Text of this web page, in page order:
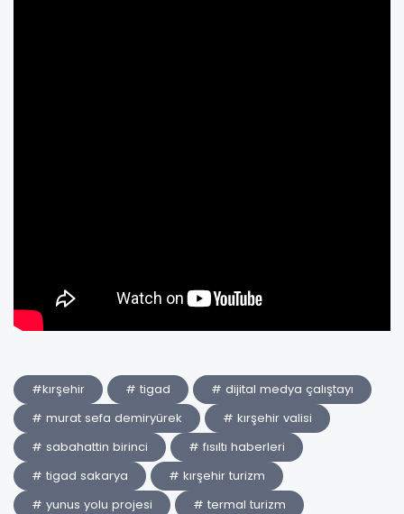
#kırşehir # tigad
# dijital medya çalıştayı
# murat sefa demiryürek
# kırşehir valisi
# sabahattin birinci
# fısıltı haberleri
# tigad sakarya
# kırşehir turizm
# yunus yolu projesi
# termal turizm